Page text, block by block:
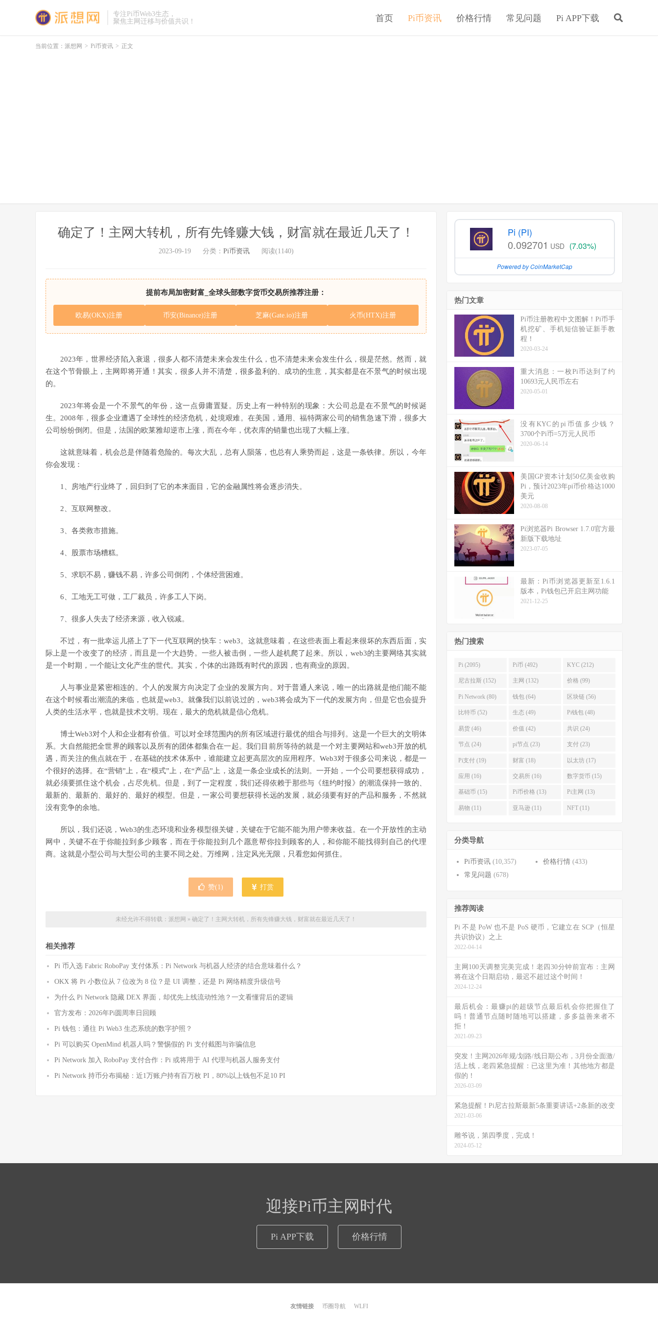
专注Pi币Web3生态，
聚焦主网迁移与价值共识！
首页 Pi币资讯 价格行情 常见问题 Pi APP下载
当前位置： 派想网 > Pi币资讯 > 正文
确定了！主网大转机，所有先锋赚大钱，财富就在最近几天了！
2023-09-19 分类： Pi币资讯 阅读(1140)
提前布局加密财富_全球头部数字货币交易所推荐注册：
欧易(OKX)注册 币安(Binance)注册 芝麻(Gate.io)注册 火币(HTX)注册
2023年，世界经济陷入衰退，很多人都不清楚未来会发生什么，也不清楚未来会发生什么，很是茫然。然而，就
在这个节骨眼上，主网即将开通！其实，很多人并不清楚，很多盈利的、成功的生意，其实都是在不景气的时候出现
的。
2023年将会是一个不景气的年份，这一点毋庸置疑。历史上有一种特别的现象：大公司总是在不景气的时候诞
生。2008年，很多企业遭遇了全球性的经济危机，处境艰难。在美国，通用、福特两家公司的销售急速下滑，很多大
公司纷纷倒闭。但是，法国的欧莱雅却逆市上涨，而在今年，优衣库的销量也出现了大幅上涨。
这就意味着，机会总是伴随着危险的。每次大乱，总有人陨落，也总有人乘势而起，这是一条铁律。所以，今年
你会发现：
1、房地产行业终了，回归到了它的本来面目，它的金融属性将会逐步消失。
2、互联网整改。
3、各类救市措施。
4、股票市场糟糕。
5、求职不易，赚钱不易，许多公司倒闭，个体经营困难。
6、工地无工可做，工厂裁员，许多工人下岗。
7、很多人失去了经济来源，收入锐减。
不过，有一批幸运儿搭上了下一代互联网的快车：web3。这就意味着，在这些表面上看起来很坏的东西后面，实
际上是一个改变了的经济，而且是一个大趋势。一些人被击倒，一些人趁机爬了起来。所以，web3的主要网络其实就
是一个时期，一个能让文化产生的世代。其实，个体的出路既有时代的原因，也有商业的原因。
人与事业是紧密相连的。个人的发展方向决定了企业的发展方向。对于普通人来说，唯一的出路就是他们能不能
在这个时候看出潮流的来临，也就是web3。就像我们以前说过的，web3将会成为下一代的发展方向，但是它也会提升
人类的生活水平，也就是技术文明。现在，最大的危机就是信心危机。
博士Web3对个人和企业都有价值。可以对全球范围内的所有区域进行最优的组合与排列。这是一个巨大的文明体
系。大自然能把全世界的顾客以及所有的团体都集合在一起。我们目前所等待的就是一个对主要网站和web3开放的机
遇，而关注的焦点就在于，在基础的技术体系中，谁能建立起更高层次的应用程序。Web3对于很多公司来说，都是一
个很好的选择。在“营销”上，在“模式”上，在“产品”上，这是一条企业成长的法则。一开始，一个公司要想获得成功，
就必须要抓住这个机会，占尽先机。但是，到了一定程度，我们还得依赖于那些与《纽约时报》的潮流保持一致的、
最新的、最新的、最好的、最好的模型。但是，一家公司要想获得长远的发展，就必须要有好的产品和服务，不然就
没有竞争的余地。
所以，我们还说，Web3的生态环境和业务模型很关键，关键在于它能不能为用户带来收益。在一个开放性的主动
网中，关键不在于你能拉到多少顾客，而在于你能拉到几个愿意帮你拉到顾客的人，和你能不能找得到自己的代理
商。这就是小型公司与大型公司的主要不同之处。万维网，注定风光无限，只看您如何抓住。
赞(1) 打赏
未经允许不得转载： 派想网 » 确定了！主网大转机，所有先锋赚大钱，财富就在最近几天了！
相关推荐
Pi 币入选 Fabric RoboPay 支付体系：Pi Network 与机器人经济的结合意味着什么？
OKX 将 Pi 小数位从 7 位改为 8 位？是 UI 调整，还是 Pi 网络精度升级信号
为什么 Pi Network 隐藏 DEX 界面，却优先上线流动性池？一文看懂背后的逻辑
官方发布：2026年Pi圆周率日回顾
Pi 钱包：通往 Pi Web3 生态系统的数字护照？
Pi 可以购买 OpenMind 机器人吗？警惕假的 Pi 支付截图与诈骗信息
Pi Network 加入 RoboPay 支付合作：Pi 或将用于 AI 代理与机器人服务支付
Pi Network 持币分布揭秘：近1万账户持有百万枚 PI，80%以上钱包不足10 PI
Pi (PI)
0.092701 USD (7.03%)
Powered by CoinMarketCap
热门文章
Pi币注册教程中文图解！Pi币手
机挖矿、手机短信验证新手教
程！
2020-03-24
重大消息：一枚Pi币达到了约
10693元人民币左右
2020-05-01
没有KYC的pi币值多少钱？
3700个Pi币=5万元人民币
2020-06-14
美国GP资本计划50亿美金收购
Pi，预计2023年pi币价格达1000
美元
2020-08-08
Pi浏览器Pi Browser 1.7.0官方最
新版下载地址
2023-07-05
最新：Pi币浏览器更新至1.6.1
版本，Pi钱包已开启主网功能
2021-12-25
热门搜索
Pi (2095) Pi币 (492) KYC (212)
尼古拉斯 (152) 主网 (132) 价格 (99)
Pi Network (80) 钱包 (64) 区块链 (56)
比特币 (52) 生态 (49) Pi钱包 (48)
易货 (46) 价值 (42) 共识 (24)
节点 (24) pi节点 (23) 支付 (23)
Pi支付 (19) 财富 (18) 以太坊 (17)
应用 (16) 交易所 (16) 数字货币 (15)
基础币 (15) Pi币价格 (13) Pi主网 (13)
易物 (11) 亚马逊 (11) NFT (11)
分类导航
Pi币资讯 (10,357) 价格行情 (433)
常见问题 (678)
推荐阅读
Pi 不是 PoW 也不是 PoS 硬币，它建立在 SCP（恒星
共识协议）之上
2022-04-14
主网100天调整完美完成！老四30分钟前宣布：主网
将在这个日期启动，最迟不超过这个时间！
2024-12-24
最后机会：最赚pi的超级节点最后机会你把握住了
吗！普通节点随时随地可以搭建，多多益善来者不
拒！
2021-09-23
突发！主网2026年规/划路/线日期公布，3月份全面激/
活上线，老四紧急提醒：已这里为准！其他地方都是
假的！
2026-03-09
紧急提醒！Pi尼古拉斯最新5条重要讲话+2条新的改变
2021-03-06
雕爷说，第四季度，完成！
2024-05-12
迎接Pi币主网时代
Pi APP下载 价格行情
友情链接 币圈导航 WLFI